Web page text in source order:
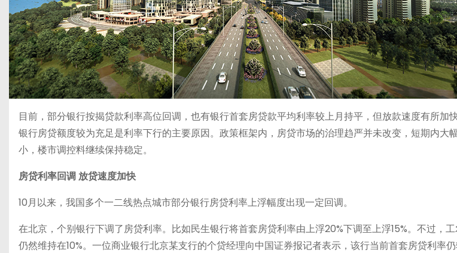
目前，部分银行按揭贷款利率高位回调，也有银行首套房贷款平均利率较上月持平，但放款速度有所加
银行房贷额度较为充足是利率下行的主要原因。政策框架内，房贷市场的治理趋严并未改变，短期内大
小，楼市调控料继续保持稳定。
房贷利率回调 放贷速度加快
10月以来，我国多个一二线热点城市部分银行房贷利率上浮幅度出现一定回调。
在北京，个别银行下调了房贷利率。比如民生银行将首套房贷利率由上浮20%下调至上浮15%。不过，
仍然维持在10%。一位商业银行北京某支行的个贷经理向中国证券报记者表示，该行当前首套房贷利率